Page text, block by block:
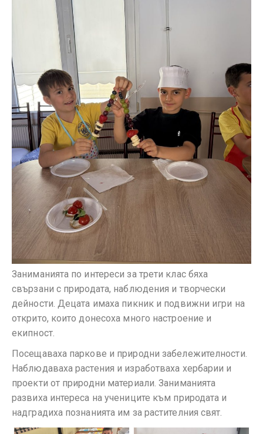
Заниманията по интереси за трети клас бяха
свързани с природата, наблюдения и творчески
дейности. Децата имаха пикник и подвижни игри на
открито, които донесоха много настроение и
екипност.
Посещаваха паркове и природни забележителности.
Наблюдаваха растения и изработваха хербарии и
проекти от природни материали. Заниманията
развиха интереса на учениците към природата и
надградиха познанията им за растителния свят.